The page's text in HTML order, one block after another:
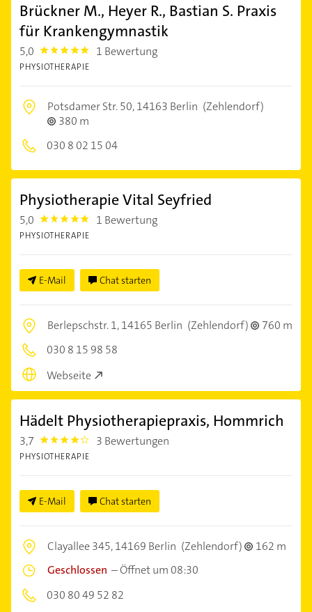
Brückner M., Heyer R., Bastian S. Praxis
für Krankengymnastik
5,0 5.0 1 Bewertung
PHYSIOTHERAPIE
Potsdamer Str. 50,14163 Berlin (Zehlendorf)
380 m
030 8 02 15 04
Physiotherapie Vital Seyfried
5,0 5.0 1 Bewertung
PHYSIOTHERAPIE
E-Mail Chat starten
Berlepschstr. 1,14165 Berlin (Zehlendorf)
760 m
030 8 15 98 58
Webseite
Hädelt Physiotherapiepraxis, Hommrich
3,7 3.7 3 Bewertungen
PHYSIOTHERAPIE
E-Mail Chat starten
Clayallee 345,14169 Berlin (Zehlendorf)
162 m
Geschlossen –Öffnet um 08:30
030 80 49 52 82